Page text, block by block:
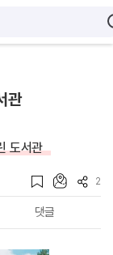
관
도서관
2
댓글